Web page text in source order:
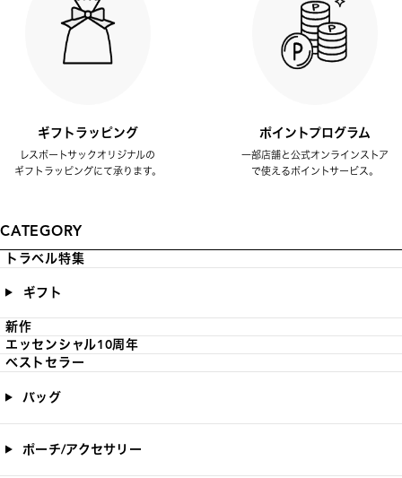
ギフトラッピング
レスポートサックオリジナルの
ギフトラッピングにて承ります。
ポイントプログラム
一部店舗と公式オンラインストア
で使えるポイントサービス。
CATEGORY
トラベル特集
ギフト
新作
エッセンシャル10周年
ベストセラー
バッグ
ポーチ/アクセサリー